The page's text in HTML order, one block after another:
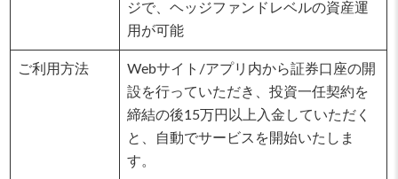
ジで、ヘッジファンドレベルの資産運
用が可能
ご利用方法
Webサイト/アプリ内から証券口座の開
設を行っていただき、投資一任契約を
締結の後15万円以上入金していただく
と、自動でサービスを開始いたしま
す。